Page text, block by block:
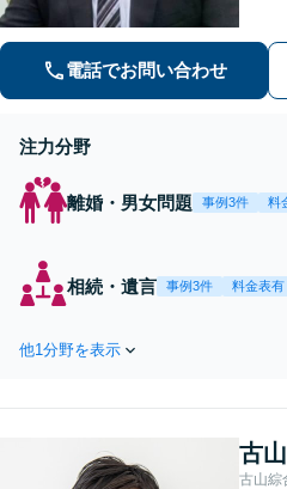
と対
電話でお問い合わせ
注力分野
離婚・男女問題 事例3件 料
相続・遺言 事例3件 料金表有
他1分野を表示
古
古山綜